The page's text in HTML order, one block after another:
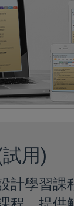
用)
計學習課